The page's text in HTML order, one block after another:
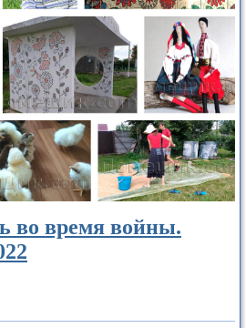
во время войны.